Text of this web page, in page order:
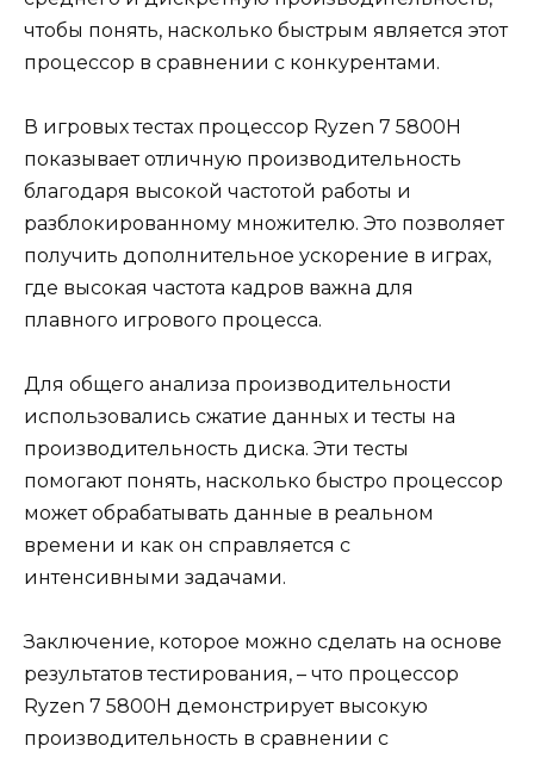
чтобы понять, насколько быстрым является этот
процессор в сравнении с конкурентами.
В игровых тестах процессор Ryzen 7 5800H
показывает отличную производительность
благодаря высокой частотой работы и
разблокированному множителю. Это позволяет
получить дополнительное ускорение в играх,
где высокая частота кадров важна для
плавного игрового процесса.
Для общего анализа производительности
использовались сжатие данных и тесты на
производительность диска. Эти тесты
помогают понять, насколько быстро процессор
может обрабатывать данные в реальном
времени и как он справляется с
интенсивными задачами.
Заключение, которое можно сделать на основе
результатов тестирования, – что процессор
Ryzen 7 5800H демонстрирует высокую
производительность в сравнении с